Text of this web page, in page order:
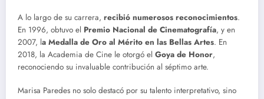
A lo largo de su carrera, recibió numerosos reconocimientos.
En 1996, obtuvo el Premio Nacional de Cinematografía, y en
2007, la Medalla de Oro al Mérito en las Bellas Artes. En
2018, la Academia de Cine le otorgó el Goya de Honor,
reconociendo su invaluable contribución al séptimo arte.
Marisa Paredes no solo destacó por su talento interpretativo, sino